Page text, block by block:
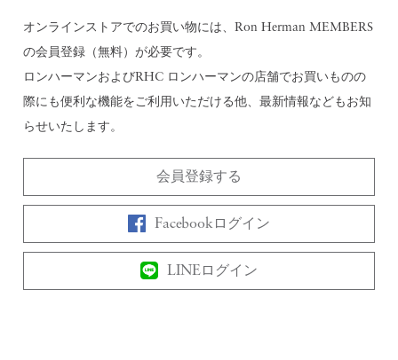
オンラインストアでのお買い物には、Ron Herman MEMBERS
の会員登録（無料）が必要です。
ロンハーマンおよびRHC ロンハーマンの店舗でお買いものの
際にも便利な機能をご利用いただける他、最新情報などもお知
らせいたします。
会員登録する
Facebookログイン
LINEログイン